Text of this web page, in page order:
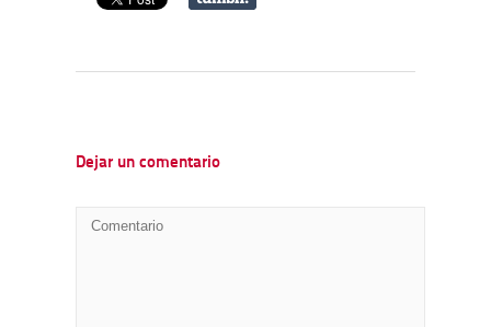
Dejar un comentario